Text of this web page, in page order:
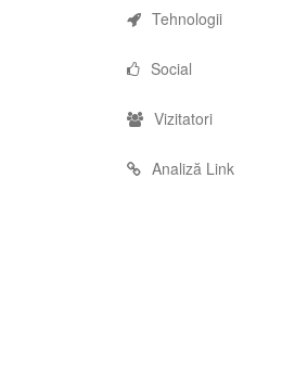
Tehnologii
Social
Vizitatori
Analiză Link